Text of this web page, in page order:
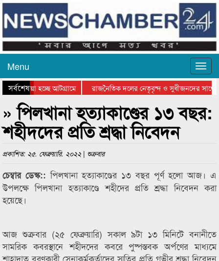
Menu
সর্বশেষ
যাওয়া হচ্ছে আটগ্রামে
রাজনৈতিক দলের নেতৃবৃন্দ ও সুধীজনদের সাথে
পুরস্কার বিতরণ সম্পন্ন
» পিলখানা হত্যাকাণ্ডের ১৩ বছর:
শহীদদের প্রতি শ্রদ্ধা নিবেদন
প্রকাশিত: ২৫. ফেব্রুয়ারি. ২০২২ | শুক্রবার
চেম্বার ডেস্ক::পিলখানা হত্যাকাণ্ডের ১৩ বছর পূর্ণ হলো আজ। এ
উপলক্ষে পিলখানা হত্যাকাণ্ডে শহীদের প্রতি শ্রদ্ধা নিবেদন করা
হয়েছে।
আজ শুক্রবার (২৫ ফেব্রুয়ারি) সকাল ৯টা ১৩ মিনিটে বনানীতে
সামরিক কবরস্থানে শহীদদের কবরে পুষ্পস্তবক অর্পণের মাধ্যমে
শাহাদাত বরণকারী সেনাকর্মকর্তাদের স্মৃতির প্রতি গভীর শ্রদ্ধা নিবেদন